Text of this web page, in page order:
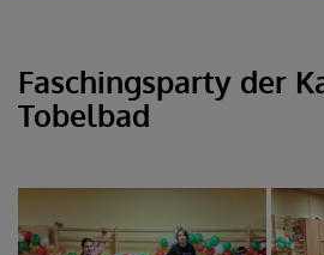
Faschingsparty der
Tobelbad